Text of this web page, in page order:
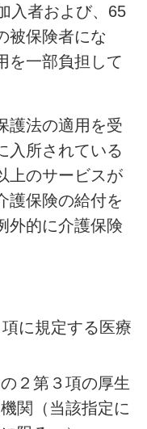
入者および、65
被保険者にな
を一部負担して
護法の適用を受
入所されている
上のサービスが
護保険の給付を
外的に介護保険
に規定する医療
２第３項の厚生
関（当該指定に